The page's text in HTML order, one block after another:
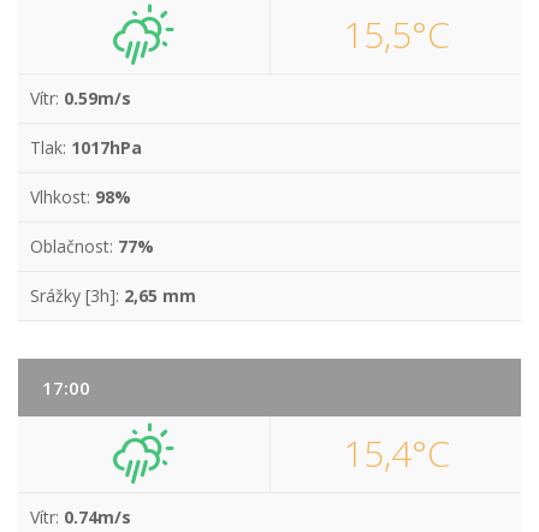
15,5°C
Vítr: 0.59m/s
Tlak: 1017hPa
Vlhkost: 98%
Oblačnost: 77%
Srážky [3h]: 2,65 mm
17:00
15,4°C
Vítr: 0.74m/s